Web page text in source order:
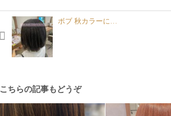
ボブ 秋カラーに…
こちらの記事もどうぞ